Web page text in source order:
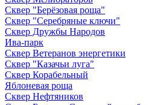
Сквер "Берёзовая роща"
Сквер "Серебряные ключи"
Сквер Дружбы Народов
Ива-парк
Сквер Ветеранов энергетики
Сквер "Казачьи луга"
Сквер Корабельный
Яблоневая роща
Сквер Нефтяников